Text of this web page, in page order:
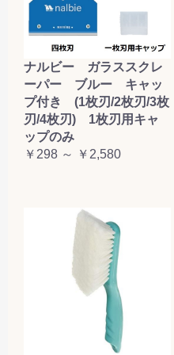
ナルビー ガラススクレ
ーパー ブルー キャッ
プ付き (1枚刃/2枚刃/3枚
刃/4枚刃) 1枚刃用キャ
ップのみ
￥298 ～ ￥2,580